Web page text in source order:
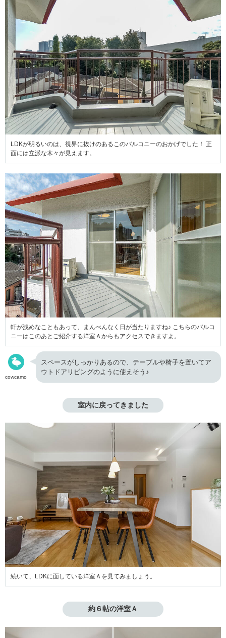
LDKが明るいのは、視界に抜けのあるこのバルコニーのおかげでした！ 正
面には立派な木々が見えます。
軒が浅めなこともあって、まんべんなく日が当たりますね♪ こちらのバルコ
ニーはこのあとご紹介する洋室Ａからもアクセスできますよ。
cowcamo
スペースがしっかりあるので、テーブルや椅子を置いてア
ウトドアリビングのように使えそう♪
室内に戻ってきました
続いて、LDKに面している洋室Ａを見てみましょう。
約６帖の洋室Ａ